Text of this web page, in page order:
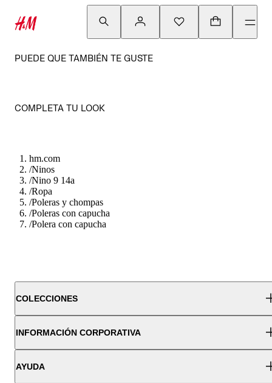
PUEDE QUE TAMBIÉN TE GUSTE
COMPLETA TU LOOK
hm.com
/Ninos
/Nino 9 14a
/Ropa
/Poleras y chompas
/Poleras con capucha
/Polera con capucha
COLECCIONES
INFORMACIÓN CORPORATIVA
AYUDA